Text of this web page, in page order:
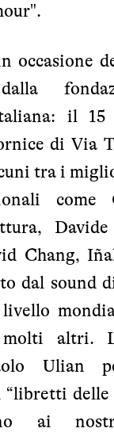
occasione
il
di Via
tra i
come
Chang,
dal sound
altri.
Ulian
“libretti
ai